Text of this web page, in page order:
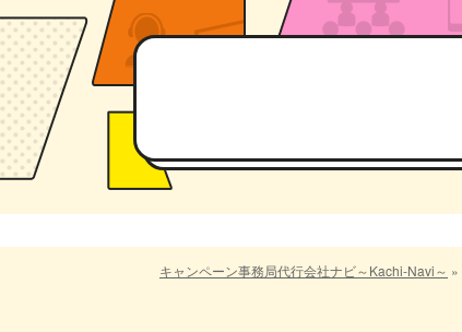
キャンペーン事務局代行会社ナビ～Kachi-Navi～ »